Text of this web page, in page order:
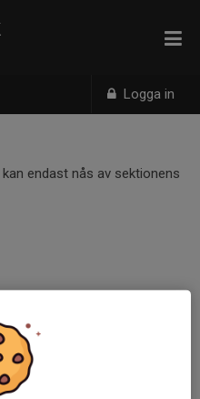
Logga in
endast nås av sektionens